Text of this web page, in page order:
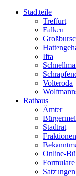
Stadtteile
Treffurt
Falken
Ifta
Volteroda
Rathaus
Ämter
Stadtrat
Fraktionen
Online-
Formulare
Satzungen